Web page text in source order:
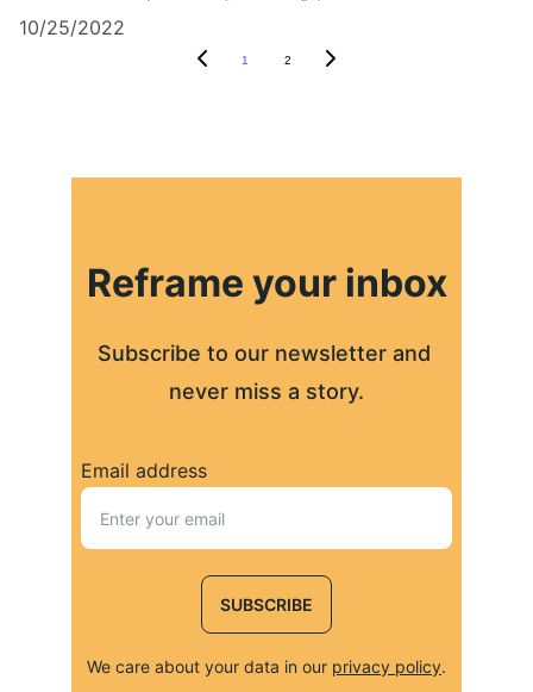
10/25/2022
1 2
Reframe your inbox
Subscribe to our newsletter and
never miss a story.
Email address
SUBSCRIBE
We care about your data in our privacy policy.